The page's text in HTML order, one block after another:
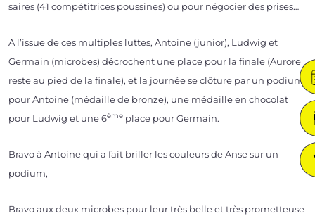
saires (41 com­pé­ti­trices pous­sines) ou pour négo­cier des prises…
A l’is­sue de ces mul­tiples luttes, Antoine (junior), Ludwig et
Germain (microbes) décrochent une place pour la finale (Aurore
reste au pied de la finale), et la jour­née se clô­ture par un podium
pour Antoine (médaille de bronze), une médaille en cho­co­lat
pour Ludwig et une 6ème place pour Germain.
Bravo à Antoine qui a fait briller les cou­leurs de Anse sur un
podium,
Bravo aux deux microbes pour leur très belle et très pro­met­teuse